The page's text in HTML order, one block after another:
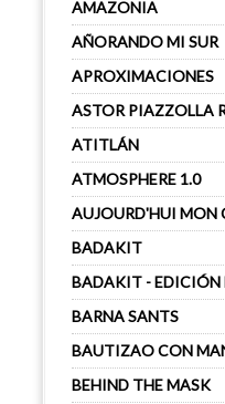
AMAZONIA
AÑORANDO MI SUR
APROXIMACIONES
ASTOR PIAZZOLLA
ATITLÁN
ATMOSPHERE 1.0
AUJOURD'HUI MON
BADAKIT
BADAKIT - EDICIÓN
BARNA SANTS
BAUTIZAO CON
BEHIND THE MASK